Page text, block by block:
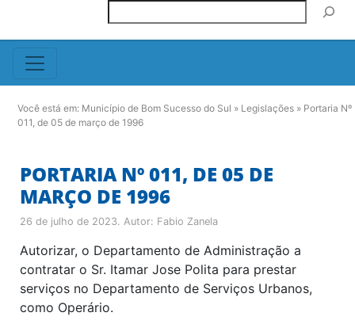
Você está em: Município de Bom Sucesso do Sul » Legislações » Portaria Nº
011, de 05 de março de 1996
PORTARIA Nº 011, DE 05 DE
MARÇO DE 1996
26 de julho de 2023. Autor: Fabio Zanela
Autorizar, o Departamento de Administração a
contratar o Sr. Itamar Jose Polita para prestar
serviços no Departamento de Serviços Urbanos,
como Operário.